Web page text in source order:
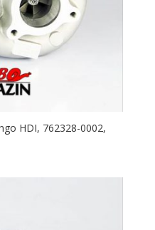
HDI, 762328-0002,